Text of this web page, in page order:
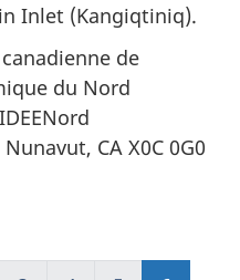
Inlet (Kangiqtiniq).
de
du Nord
IDEENord
CA X0C 0G0